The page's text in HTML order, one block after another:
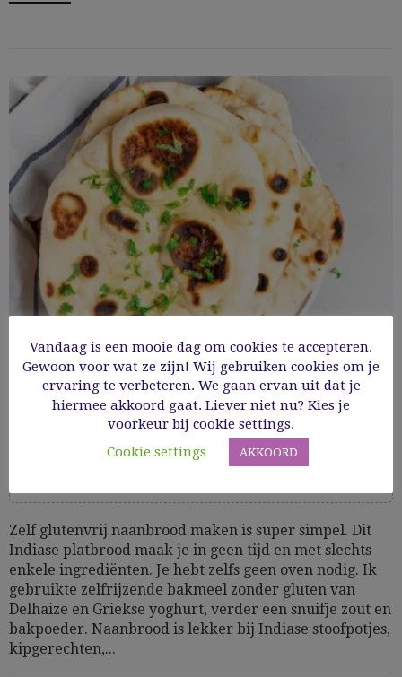
Zelf glutenvrij naanbrood maken
Glutenvrij GV bakken
GV bijgerechten en basics
Zelf glutenvrij naanbrood maken is super simpel. Dit
Indiase platbrood maak je in geen tijd en met slechts
enkele ingrediënten. Je hebt zelfs geen oven nodig. Ik
gebruikte zelfrijzende bakmeel zonder gluten van
Delhaize en Griekse yoghurt, verder een snuifje zout en
bakpoeder. Naanbrood is lekker bij Indiase stoofpotjes,
kipgerechten,...
Vandaag is een mooie dag om cookies te accepteren.
Gewoon voor wat ze zijn! Wij gebruiken cookies om je
ervaring te verbeteren. We gaan ervan uit dat je
hiermee akkoord gaat. Liever niet nu? Kies je
voorkeur bij cookie settings.
Cookie settings
AKKOORD